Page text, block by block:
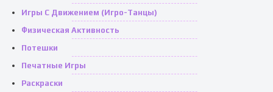
Игры С Движением (игро-Танцы)
Физическая Активность
Потешки
Печатные Игры
Раскраски